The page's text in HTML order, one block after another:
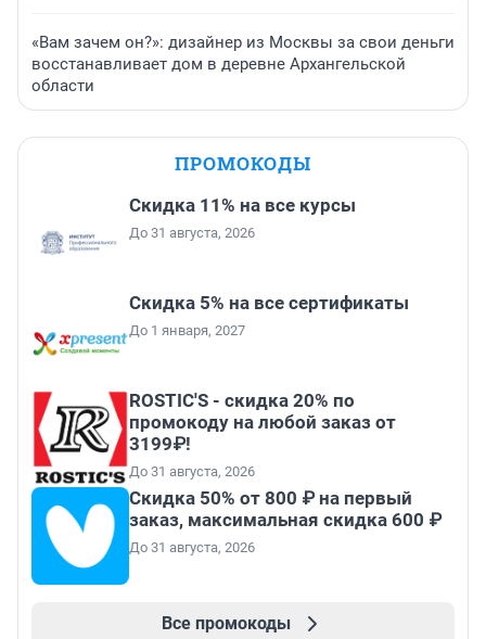
«Вам зачем он?»: дизайнер из Москвы за свои деньги
восстанавливает дом в деревне Архангельской
области
ПРОМОКОДЫ
Скидка 11% на все курсы
До 31 августа, 2026
Скидка 5% на все сертификаты
До 1 января, 2027
ROSTIC'S - скидка 20% по
промокоду на любой заказ от
3199₽!
До 31 августа, 2026
Скидка 50% от 800 ₽ на первый
заказ, максимальная скидка 600 ₽
До 31 августа, 2026
Все промокоды